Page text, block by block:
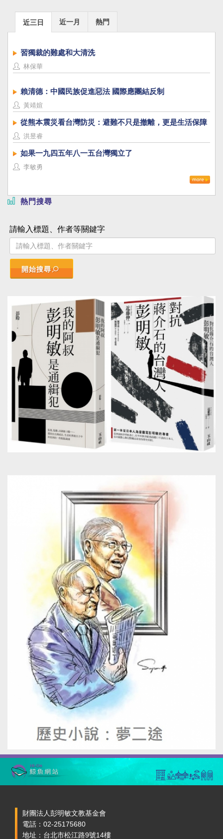
近三日 近一月 熱門
習獨裁的難處和大清洗
林保華
賴清德：中國民族促進惡法 國際應團結反制
黃靖媗
從熊本震災看台灣防災：避難不只是撤離，更是生活保障
洪昱睿
如果一九四五年八一五台灣獨立了
李敏勇
熱門搜尋
請輸入標題、作者等關鍵字
開始搜尋
財團法人彭明敏文教基金會
電話：02-25175680
地址：台北市松江路9號14樓